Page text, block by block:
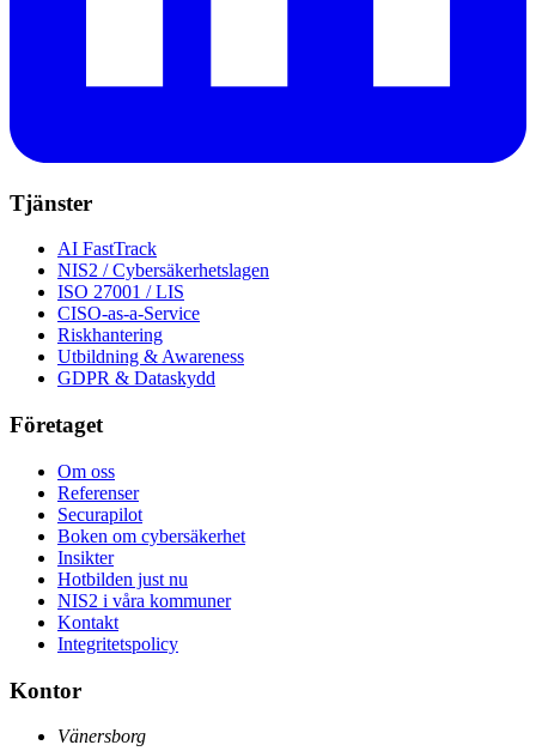
Tjänster
AI FastTrack
NIS2 / Cybersäkerhetslagen
ISO 27001 / LIS
CISO-as-a-Service
Riskhantering
Utbildning & Awareness
GDPR & Dataskydd
Företaget
Om oss
Referenser
Securapilot
Boken om cybersäkerhet
Insikter
Hotbilden just nu
NIS2 i våra kommuner
Kontakt
Integritetspolicy
Kontor
Vänersborg